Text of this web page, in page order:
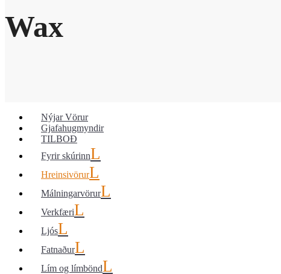
Wax
Nýjar Vörur
Gjafahugmyndir
TILBOÐ
Fyrir skúrinn
Hreinsivörur
Málningarvörur
Verkfæri
Ljós
Fatnaður
Lím og límbönd